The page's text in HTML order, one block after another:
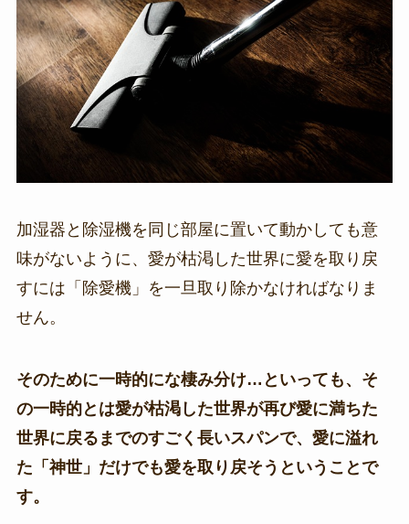
加湿器と除湿機を同じ部屋に置いて動かしても意
味がないように、愛が枯渇した世界に愛を取り戻
すには「除愛機」を一旦取り除かなければなりま
せん。
そのために一時的にな棲み分け…といっても、そ
の一時的とは愛が枯渇した世界が再び愛に満ちた
世界に戻るまでのすごく長いスパンで、愛に溢れ
た「神世」だけでも愛を取り戻そうということで
す。